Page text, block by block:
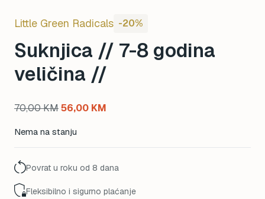
Little Green Radicals -20%
Suknjica // 7-8 godina
veličina //
70,00KMOriginal
56,00 KM
Nema na stanju
Povrat u roku od 8 dana
Fleksibilno i sigurno plaćanje